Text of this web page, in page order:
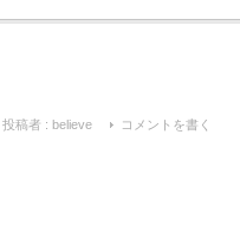
投稿者 : believe コメントを書く